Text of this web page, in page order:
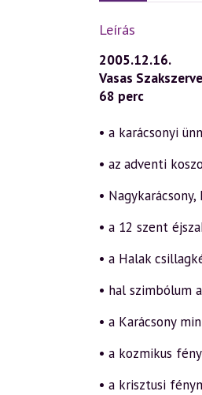
Leírás
2005.12.16.
Vasas
68 perc
• a karácsonyi
• az adventi
•
• a 12 szent
• a Halak
• hal szimbólum
• a Karácsony
• a kozmikus
• a krisztusi